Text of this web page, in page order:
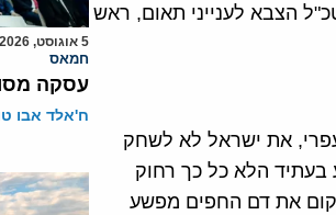
הצבא לענייני תאום, ראש
ג'עפרי, את ישראל לא לשחק
בעתיד הלא כל כך רחוק
את דם החפים מפשע
5 אוגוסט, 2026
חמאס
עסקה
ח'אלד אבו